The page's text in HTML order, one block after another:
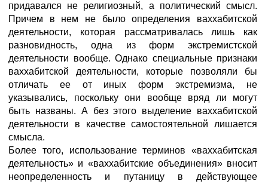
придавался не религиозный, а политический смысл.
Причем в нем не было определения ваххабитской
деятельности, которая рассматривалась лишь как
разновидность, одна из форм экстремистской
деятельности вообще. Однако специальные признаки
ваххабитской деятельности, которые позволяли бы
отличать ее от иных форм экстремизма, не
указывались, поскольку они вообще вряд ли могут
быть названы. А без этого выделение ваххабитской
деятельности в качестве самостоятельной лишается
смысла.
Более того, использование терминов «ваххабитская
деятельность» и «ваххабитские объединения» вносит
неопределенность и путаницу в действующее